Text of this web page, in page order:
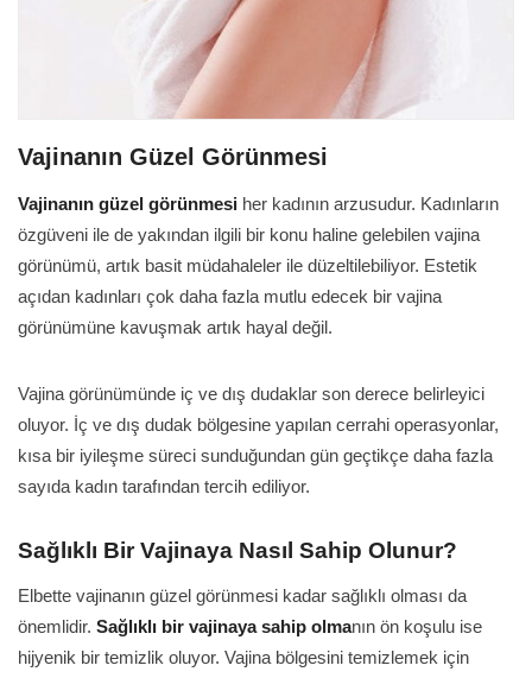
Vajinanın Güzel Görünmesi
Vajinanın güzel görünmesi her kadının arzusudur. Kadınların
özgüveni ile de yakından ilgili bir konu haline gelebilen vajina
görünümü, artık basit müdahaleler ile düzeltilebiliyor. Estetik
açıdan kadınları çok daha fazla mutlu edecek bir vajina
görünümüne kavuşmak artık hayal değil.
Vajina görünümünde iç ve dış dudaklar son derece belirleyici
oluyor. İç ve dış dudak bölgesine yapılan cerrahi operasyonlar,
kısa bir iyileşme süreci sunduğundan gün geçtikçe daha fazla
sayıda kadın tarafından tercih ediliyor.
Sağlıklı Bir Vajinaya Nasıl Sahip Olunur?
Elbette vajinanın güzel görünmesi kadar sağlıklı olması da
önemlidir. Sağlıklı bir vajinaya sahip olmanın ön koşulu ise
hijyenik bir temizlik oluyor. Vajina bölgesini temizlemek için